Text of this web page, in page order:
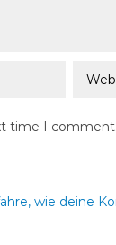
time I comment.
wie deine